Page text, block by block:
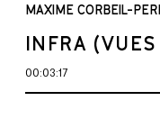
MAXIME CORBEIL-
INFRA
00:03:17